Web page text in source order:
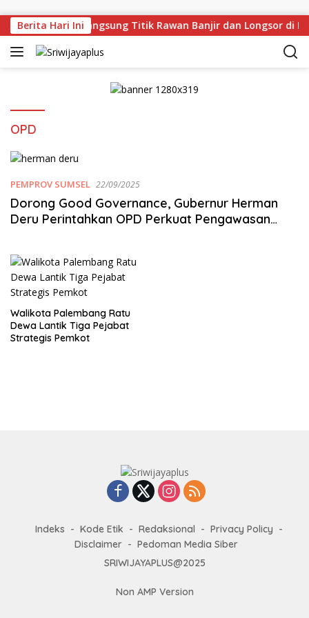
Berita Hari Ini
Deru Tinjau Langsung Titik Rawan Banjir dan Longsor di
OPD
PEMPROV SUMSEL 22/09/2025
Dorong Good Governance, Gubernur Herman
Deru Perintahkan OPD Perkuat Pengawasan
Walikota Palembang Ratu
Dewa Lantik Tiga Pejabat
Strategis Pemkot
Indeks Kode Etik Redaksional
Privacy Policy
Disclaimer
Pedoman Media Siber
SRIWIJAYAPLUS@2025
Non AMP Version